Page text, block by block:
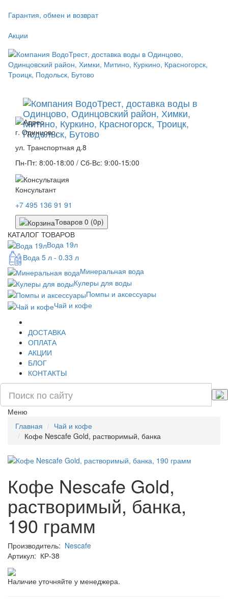
Гарантия, обмен и возврат
Акции
г. Одинцово,
ул. Транспортная д.8
Пн-Пт: 8:00-18:00 / Сб-Вс: 9:00-15:00
Консультант
+7 495 136 91 91
Товаров 0 (0р)
КАТАЛОГ ТОВАРОВ
Вода 19л
Вода 5 л - 0.33 л
Минеральная вода
Кулеры для воды
Помпы и аксессуары
Чай и кофе
ДОСТАВКА
ОПЛАТА
АКЦИИ
БЛОГ
КОНТАКТЫ
Меню
Главная
Чай и кофе
Кофе Nescafe Gold, растворимый, банка
Кофе Nescafe Gold,
растворимый, банка,
190 грамм
Производитель: Nescafe
Артикул: КР-38
Наличие уточняйте у менеджера.